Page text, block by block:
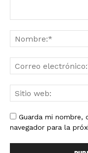
Guarda mi nombre,
navegador para la